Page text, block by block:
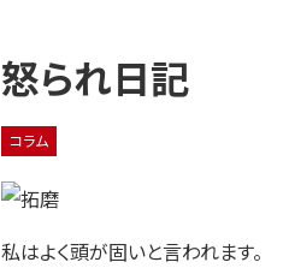
怒られ日記
コラム
私はよく頭が固いと言われます。